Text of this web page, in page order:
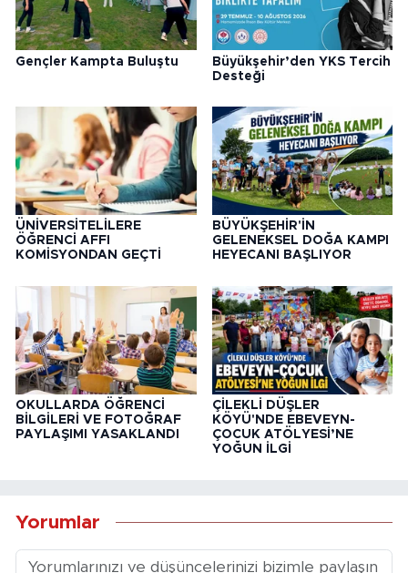
Gençler Kampta Buluştu
Büyükşehir’den YKS Tercih
Desteği
ÜNİVERSİTELİLERE
ÖĞRENCİ AFFI
KOMİSYONDAN GEÇTİ
BÜYÜKŞEHİR'İN
GELENEKSEL DOĞA KAMPI
HEYECANI BAŞLIYOR
OKULLARDA ÖĞRENCİ
BİLGİLERİ VE FOTOĞRAF
PAYLAŞIMI YASAKLANDI
ÇİLEKLİ DÜŞLER
KÖYÜ'NDE EBEVEYN-
ÇOCUK ATÖLYESİ’NE
YOĞUN İLGİ
Yorumlar